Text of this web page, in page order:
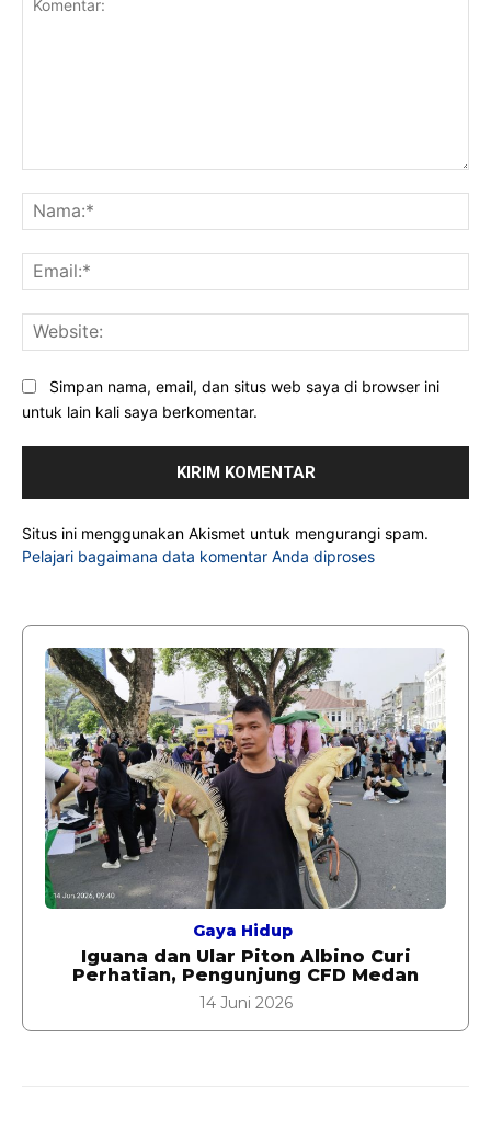
Simpan nama, email, dan situs web saya di browser ini
untuk lain kali saya berkomentar.
Situs ini menggunakan Akismet untuk mengurangi spam.
Pelajari bagaimana data komentar Anda diproses
Gaya Hidup
Iguana dan Ular Piton Albino Curi
Perhatian, Pengunjung CFD Medan
14 Juni 2026